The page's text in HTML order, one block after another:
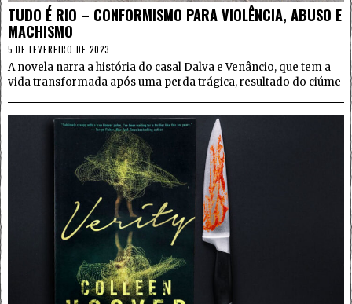
TUDO É RIO – CONFORMISMO PARA VIOLÊNCIA, ABUSO E
MACHISMO
5 DE FEVEREIRO DE 2023
A novela narra a história do casal Dalva e Venâncio, que tem a
vida transformada após uma perda trágica, resultado do ciúme